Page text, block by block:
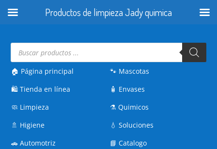
Búsqueda
productos
🏠 Página principal
🛍️Tienda en línea
🧼 Limpieza
🚿 Higiene
🚗Automotriz
🐾 Mascotas
🧴 Envases
⚗️Quimicos
💧Soluciones
📘Catalogo
Productos de limpieza Jady quimica